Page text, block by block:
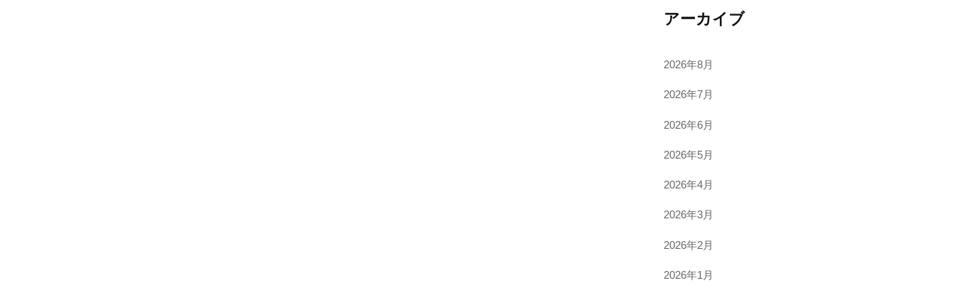
アーカイブ
2026年8月
2026年7月
2026年6月
2026年5月
2026年4月
2026年3月
2026年2月
2026年1月